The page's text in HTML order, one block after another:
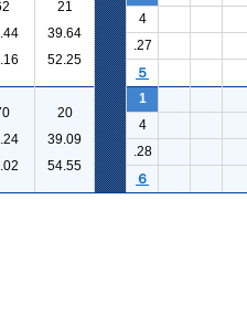
21
39.64
52.25
4
.27
５
20
39.09
54.55
1
4
.28
６